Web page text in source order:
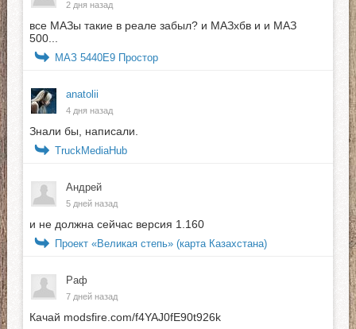
2 дня назад
все МАЗы такие в реале забыл? и МАЗхбв и и МАЗ
500...
МАЗ 5440E9 Простор
anatolii
4 дня назад
Знали бы, написали.
TruckMediaHub
Андрей
5 дней назад
и не должна сейчас версия 1.160
Проект «Великая степь» (карта Казахстана)
Раф
7 дней назад
Качай modsfire.com/f4YAJ0fE90t926k